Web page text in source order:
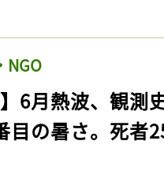
NGO
】6月熱波、観
目の暑さ。死者
気に入りに
グインが必
ログイン